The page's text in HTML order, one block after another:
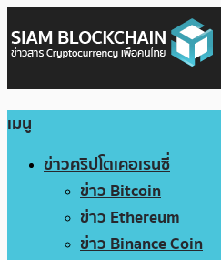
เมนู
ข่าวคริปโตเคอเรนซี่
ข่าว Bitcoin
ข่าว Ethereum
ข่าว Binance Coin